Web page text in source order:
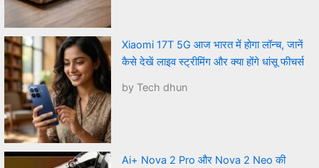
Xiaomi 17T 5G आज भारत में होगा लॉन्च, जानें
कैसे देखें लाइव स्ट्रीमिंग और क्या होंगे धांसू फीचर्स
by Tech dhun
Ai+ Nova 2 Pro और Nova 2 Neo की